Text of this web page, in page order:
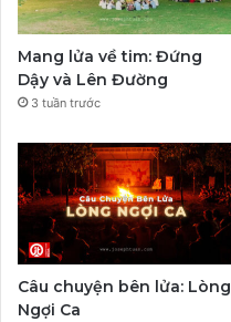
o
k
e
Mang lửa về tim: Đứng
Dậy và Lên Đường
3 tuần trước
Câu chuyện bên lửa: Lòng
Ngợi Ca